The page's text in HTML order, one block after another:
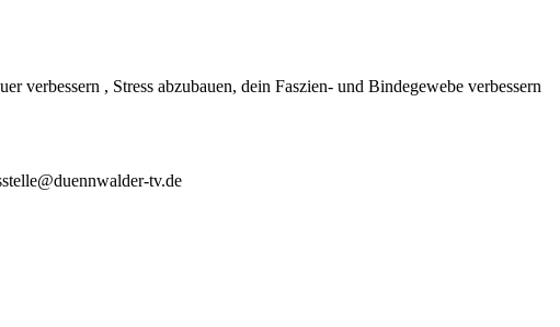
, Stress abzubauen, dein Faszien- und Bindegewebe verbessern
tv.de